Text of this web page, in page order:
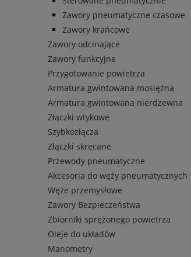
Zawory pneumatyczne czasowe
Zawory krańcowe
Zawory odcinające
Zawory funkcyjne
Przygotowanie powietrza
Armatura gwintowana mosiężna
Armatura gwintowana nierdzewna
Złączki wtykowe
Szybkozłącza
Złączki skręcane
Przewody pneumatyczne
Akcesoria do węży pneumatycznych
Węże przemysłowe
Zawory Bezpieczeństwa
Zbiorniki sprężonego powietrza
Oleje do układów
Manometry